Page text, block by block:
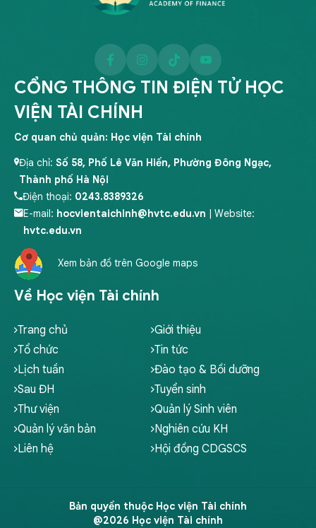
Về Học viện Tài chính
Trang chủ
Giới thiệu
Tổ chức
Tin tức
Lịch tuần
Đào tạo & Bồi dưỡng
Sau ĐH
Tuyển sinh
Thư viện
Quản lý Sinh viên
Quản lý văn bản
Nghiên cứu KH
Liên hệ
Hội đồng CDGSCS
CỔNG THÔNG TIN ĐIỆN TỬ HỌC
VIỆN TÀI CHÍNH
Cơ quan chủ quản: Học viện Tài chính
Địa chỉ: Số 58, Phố Lê Văn Hiến, Phường Đông Ngạc,
Thành phố Hà Nội
Điện thoại: 0243.8389326
E-mail: hocvientaichinh@hvtc.edu.vn
| Website:
hvtc.edu.vn
Xem bản đồ trên Google maps
Bản quyền thuộc Học viện Tài chính
@2026 Học viện Tài chính